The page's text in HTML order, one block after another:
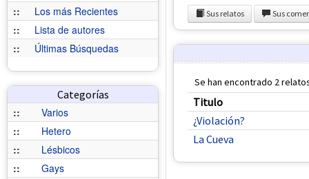
::
Los más Recientes
::
Lista de autores
::
Últimas Búsquedas
Categorías
::
Varios
::
Hetero
::
Lésbicos
::
Gays
Sus relatos Sus
Se han encontrado 2
Titulo
¿Violación?
La Cueva